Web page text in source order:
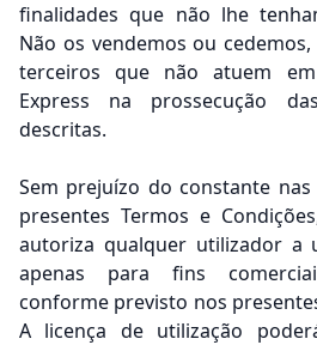
finalidades que não lhe
Não os vendemos ou
terceiros que não atuem
Express na prossecução
descritas.
Sem prejuízo do constante
presentes Termos e
autoriza qualquer utilizador a
apenas para fins
conforme previsto nos
A licença de utilização